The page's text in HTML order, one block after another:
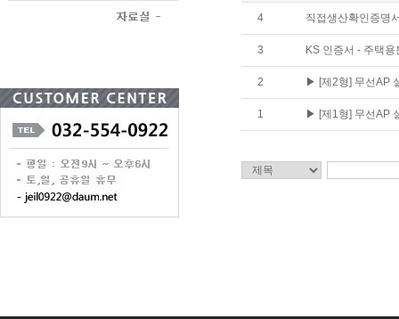
4 직접생산확인증명
3 KS 인증서 - 주택용
2 ▶ [제2형] 무선AP
1 ▶ [제1형] 무선AP